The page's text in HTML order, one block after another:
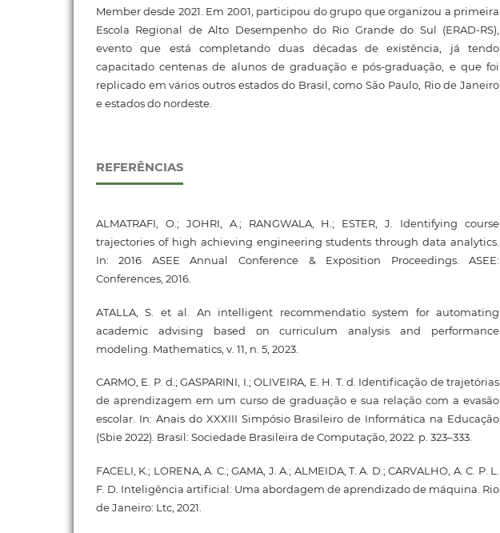
Member desde 2021. Em 2001, participou do grupo que organizou a primeira
Escola Regional de Alto Desempenho do Rio Grande do Sul (ERAD-RS),
evento que está completando duas décadas de existência, já tendo
capacitado centenas de alunos de graduação e pós-graduação, e que foi
replicado em vários outros estados do Brasil, como São Paulo, Rio de Janeiro
e estados do nordeste.
REFERÊNCIAS
ALMATRAFI, O.; JOHRI, A.; RANGWALA, H.; ESTER, J. Identifying course
trajectories of high achieving engineering students through data analytics.
In: 2016 ASEE Annual Conference & Exposition Proceedings. ASEE:
Conferences, 2016.
ATALLA, S. et al. An intelligent recommendatio system for automating
academic advising based on curriculum analysis and performance
modeling. Mathematics, v. 11, n. 5, 2023.
CARMO, E. P. d.; GASPARINI, I.; OLIVEIRA, E. H. T. d. Identificação de trajetórias
de aprendizagem em um curso de graduação e sua relação com a evasão
escolar. In: Anais do XXXIII Simpósio Brasileiro de Informática na Educação
(Sbie 2022). Brasil: Sociedade Brasileira de Computação, 2022. p. 323–333.
FACELI, K.; LORENA, A. C.; GAMA, J. A.; ALMEIDA, T. A. D.; CARVALHO, A. C. P. L.
F. D. Inteligência artificial: Uma abordagem de aprendizado de máquina. Rio
de Janeiro: Ltc, 2021.